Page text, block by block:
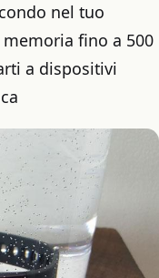
nel tuo
fino a 500
a dispositivi